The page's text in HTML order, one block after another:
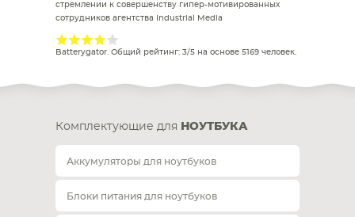
стремлении к совершенству гипер-мотивированных
сотрудников агентства Industrial Media
Batterygator. Общий рейтинг: 3/5 на основе 5169 человек.
Комплектующие для НОУТБУКА
Аккумуляторы для ноутбуков
Блоки питания для ноутбуков